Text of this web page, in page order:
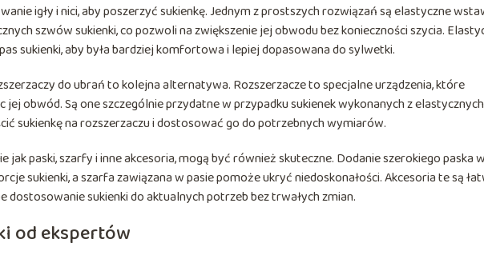
igły i nici, aby poszerzyć sukienkę. Jednym z prostszych rozwiązań są elastyczne
szwów sukienki, co pozwoli na zwiększenie jej obwodu bez konieczności szycia.
sukienki, aby była bardziej komfortowa i lepiej dopasowana do sylwetki.
do ubrań to kolejna alternatywa. Rozszerzacze to specjalne urządzenia, które
jej obwód. Są one szczególnie przydatne w przypadku sukienek wykonanych z elastycznych
sukienkę na rozszerzaczu i dostosować go do potrzebnych wymiarów.
jak paski, szarfy i inne akcesoria, mogą być również skuteczne. Dodanie szerokiego paska
sukienki, a szarfa zawiązana w pasie pomoże ukryć niedoskonałości. Akcesoria te są
dostosowanie sukienki do aktualnych potrzeb bez trwałych zmian.
od ekspertów